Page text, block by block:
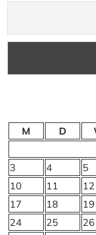
M
D
3
4 5
10
11 12
17
18 19
24
25 26